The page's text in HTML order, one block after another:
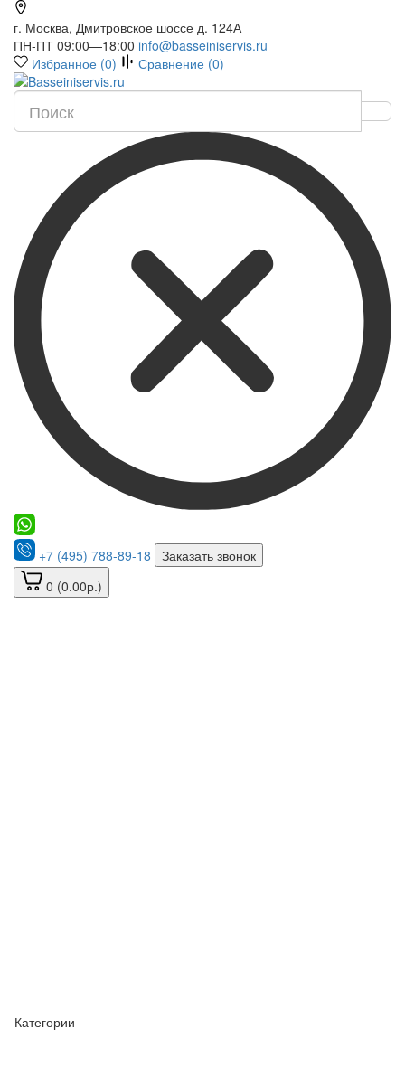
г. Москва, Дмитровское шоссе д. 124А
ПН-ПТ 09:00—18:00 info@basseiniservis.ru
Избранное (0) Сравнение (0)
+7 (495) 788-89-18
Заказать звонок
0 (0.00р.)
Категории